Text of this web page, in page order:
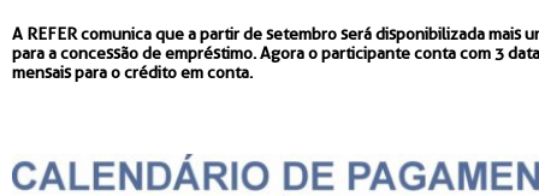
A REFER comunica que a partir de setembro será disponibilizada mais
para a concessão de empréstimo. Agora o participante conta com 3
mensais para o crédito em conta.